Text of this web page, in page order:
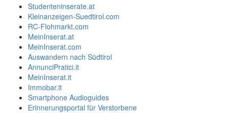
Studenteninserate.at
Kleinanzeigen-Suedtirol.com
RC-Flohmarkt.com
MeinInserat.at
MeinInserat.com
Auswandern nach Südtirol
AnnunciPratici.it
MeinInserat.it
Immobar.it
Smartphone Audioguides
Erinnerungsportal für Verstorbene